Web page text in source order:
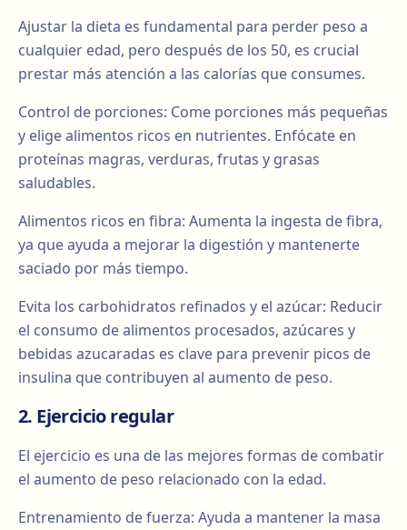
Ajustar la dieta es fundamental para perder peso a
cualquier edad, pero después de los 50, es crucial
prestar más atención a las calorías que consumes.
Control de porciones: Come porciones más pequeñas
y elige alimentos ricos en nutrientes. Enfócate en
proteínas magras, verduras, frutas y grasas
saludables.
Alimentos ricos en fibra: Aumenta la ingesta de fibra,
ya que ayuda a mejorar la digestión y mantenerte
saciado por más tiempo.
Evita los carbohidratos refinados y el azúcar: Reducir
el consumo de alimentos procesados, azúcares y
bebidas azucaradas es clave para prevenir picos de
insulina que contribuyen al aumento de peso.
2. Ejercicio regular
El ejercicio es una de las mejores formas de combatir
el aumento de peso relacionado con la edad.
Entrenamiento de fuerza: Ayuda a mantener la masa